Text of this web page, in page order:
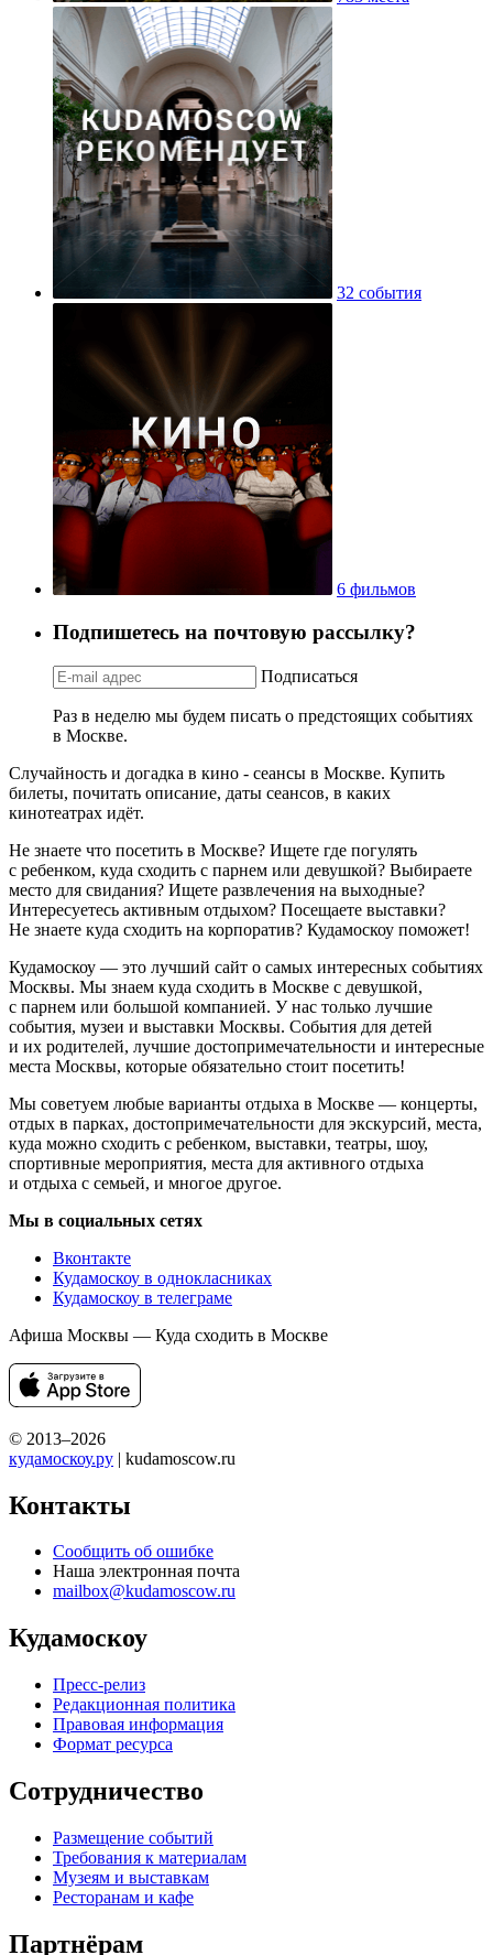
32 события
6 фильмов
Подпишетесь на почтовую рассылку?
Подписаться
Раз в неделю мы будем писать о предстоящих событиях
в Москве.
Случайность и догадка в кино - сеансы в Москве. Купить
билеты, почитать описание, даты сеансов, в каких
кинотеатрах идёт.
Не знаете что посетить в Москве? Ищете где погулять
с ребенком, куда сходить с парнем или девушкой? Выбираете
место для свидания? Ищете развлечения на выходные?
Интересуетесь активным отдыхом? Посещаете выставки?
Не знаете куда сходить на корпоратив? Кудамоскоу поможет!
Кудамоскоу — это лучший сайт о самых интересных событиях
Москвы. Мы знаем куда сходить в Москве с девушкой,
с парнем или большой компанией. У нас только лучшие
события, музеи и выставки Москвы. События для детей
и их родителей, лучшие достопримечательности и интересные
места Москвы, которые обязательно стоит посетить!
Мы советуем любые варианты отдыха в Москве — концерты,
отдых в парках, достопримечательности для экскурсий, места,
куда можно сходить с ребенком, выставки, театры, шоу,
спортивные мероприятия, места для активного отдыха
и отдыха с семьей, и многое другое.
Мы в социальных сетях
Вконтакте
Кудамоскоу в однокласниках
Кудамоскоу в телеграме
Афиша Москвы — Куда сходить в Москве
© 2013–2026
кудамоскоу.ру | kudamoscow.ru
Контакты
Сообщить об ошибке
Наша электронная почта
mailbox@kudamoscow.ru
Кудамоскоу
Пресс-релиз
Редакционная политика
Правовая информация
Формат ресурса
Сотрудничество
Размещение событий
Требования к материалам
Музеям и выставкам
Ресторанам и кафе
Партнёрам